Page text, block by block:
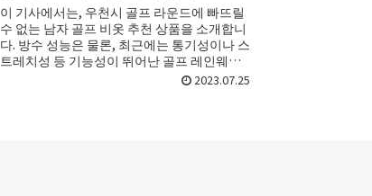
이 기사에서는, 우천시 골프 라운드에 빠뜨릴
수 없는 남자 골프 비옷 추천 상품을 소개합니
다. 방수 성능은 물론, 최근에는 통기성이나 스
트레치성 등 기능성이 뛰어난 골프 레인웨어
가 다수 판매되고 있습니다. 또한 디자...2023.07.25